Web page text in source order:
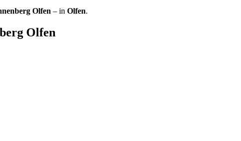
Olfen – in Olfen.
Olfen